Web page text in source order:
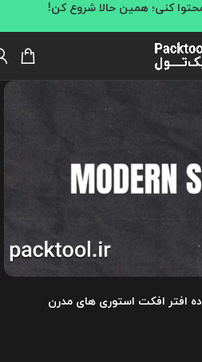
کنی؛ همین حالا شروع کن!
افتر افکت استوری های مدرن